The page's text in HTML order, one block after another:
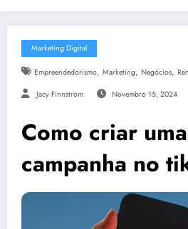
Marketing Digital
Empreendedorismo, Marketing, Negócios,
Jacy Finnstrom Novembro 15, 2024
Como criar uma
campanha no